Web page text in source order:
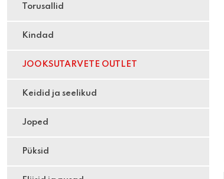
Torusallid
Kindad
JOOKSUTARVETE OUTLET
Keidid ja seelikud
Joped
Püksid